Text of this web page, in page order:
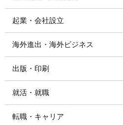
起業・会社設立
海外進出・海外ビジネス
出版・印刷
就活・就職
転職・キャリア